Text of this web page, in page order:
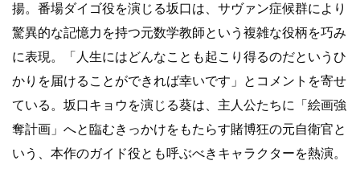
揚。番場ダイゴ役を演じる坂口は、サヴァン症候群により
驚異的な記憶力を持つ元数学教師という複雑な役柄を巧み
に表現。「人生にはどんなことも起こり得るのだというひ
かりを届けることができれば幸いです」とコメントを寄せ
ている。坂口キョウを演じる葵は、主人公たちに「絵画強
奪計画」へと臨むきっかけをもたらす賭博狂の元自衛官と
いう、本作のガイド役とも呼ぶべきキャラクターを熱演。